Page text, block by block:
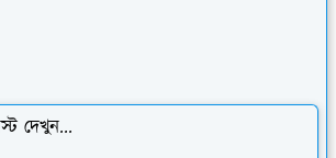
দেখুন...